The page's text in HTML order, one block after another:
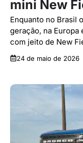
mini New
Enquanto no Brasil
geração, na
com jeito de New
24 de maio de 2026